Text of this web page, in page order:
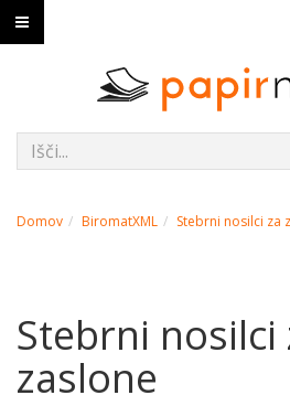
Domov BiromatXML Stebrni nosilci za
Stebrni nosilci
zaslone